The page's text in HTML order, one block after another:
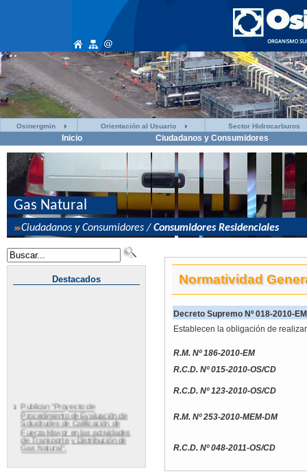
Osinergmin Orientación al Usuario Sector Hidrocarburos
Inicio Ciudadanos y Consumidores